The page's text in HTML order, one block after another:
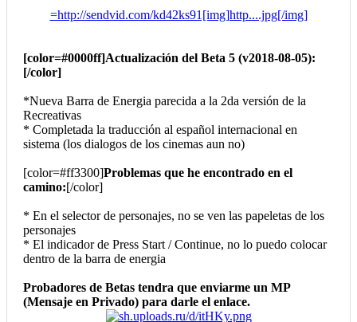
=http://sendvid.com/kd42ks91[img]http....jpg[/img]
[color=#0000ff]Actualización del Beta 5 (v2018-08-05):
[/color]
*Nueva Barra de Energia parecida a la 2da versión de la
Recreativas
* Completada la traducción al español internacional en
sistema (los dialogos de los cinemas aun no)
[color=#ff3300]Problemas que he encontrado en el
camino:[/color]
* En el selector de personajes, no se ven las papeletas de los
personajes
* El indicador de Press Start / Continue, no lo puedo colocar
dentro de la barra de energia
Probadores de Betas tendra que enviarme un MP
(Mensaje en Privado) para darle el enlace.